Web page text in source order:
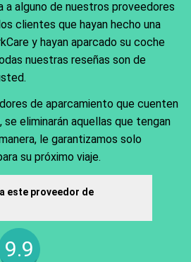
a alguno de nuestros proveedores
clientes que hayan hecho una
y hayan aparcado su coche
nuestras reseñas son de
de aparcamiento que cuenten
eliminarán aquellas que tengan
le garantizamos solo
su próximo viaje.
este proveedor de
9.9